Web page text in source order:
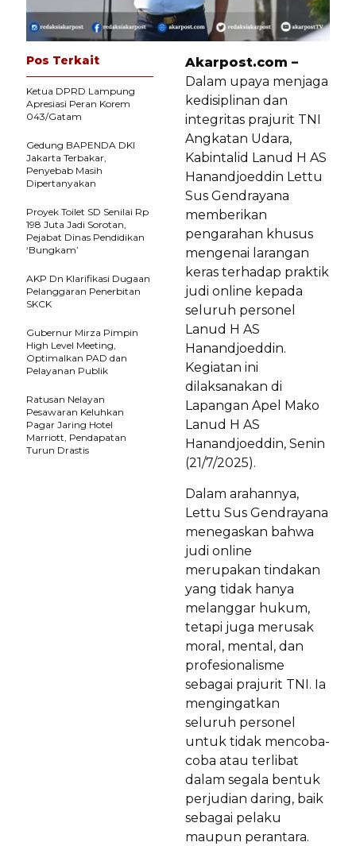
Akarpost.com –
Dalam upaya menjaga
kedisiplinan dan
integritas prajurit TNI
Angkatan Udara,
Kabintalid Lanud H AS
Hanandjoeddin Lettu
Sus Gendrayana
memberikan
pengarahan khusus
mengenai larangan
keras terhadap praktik
judi online kepada
seluruh personel
Lanud H AS
Hanandjoeddin.
Kegiatan ini
dilaksanakan di
Lapangan Apel Mako
Lanud H AS
Hanandjoeddin, Senin
(21/7/2025).
Dalam arahannya,
Lettu Sus Gendrayana
menegaskan bahwa
judi online
merupakan tindakan
yang tidak hanya
melanggar hukum,
tetapi juga merusak
moral, mental, dan
profesionalisme
sebagai prajurit TNI. Ia
mengingatkan
seluruh personel
untuk tidak mencoba-
coba atau terlibat
dalam segala bentuk
perjudian daring, baik
sebagai pelaku
maupun perantara.
Pos Terkait
Ketua DPRD Lampung
Apresiasi Peran Korem
043/Gatam
Gedung BAPENDA DKI
Jakarta Terbakar,
Penyebab Masih
Dipertanyakan
Proyek Toilet SD Senilai Rp
198 Juta Jadi Sorotan,
Pejabat Dinas Pendidikan
‘Bungkam’
AKP Dn Klarifikasi Dugaan
Pelanggaran Penerbitan
SKCK
Gubernur Mirza Pimpin
High Level Meeting,
Optimalkan PAD dan
Pelayanan Publik
Ratusan Nelayan
Pesawaran Keluhkan
Pagar Jaring Hotel
Marriott, Pendapatan
Turun Drastis